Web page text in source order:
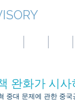
완화가 시사
중대 문제에 관한 중